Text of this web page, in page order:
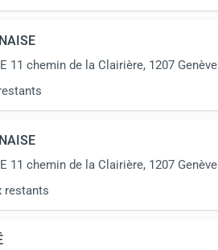
11 chemin de la Clairière, 1207 Genève
11 chemin de la Clairière, 1207 Genève
restants